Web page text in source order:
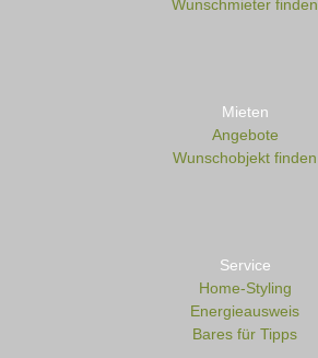
Wunschmieter finden
Mieten
Angebote
Wunschobjekt finden
Service
Home-Styling
Energieausweis
Bares für Tipps